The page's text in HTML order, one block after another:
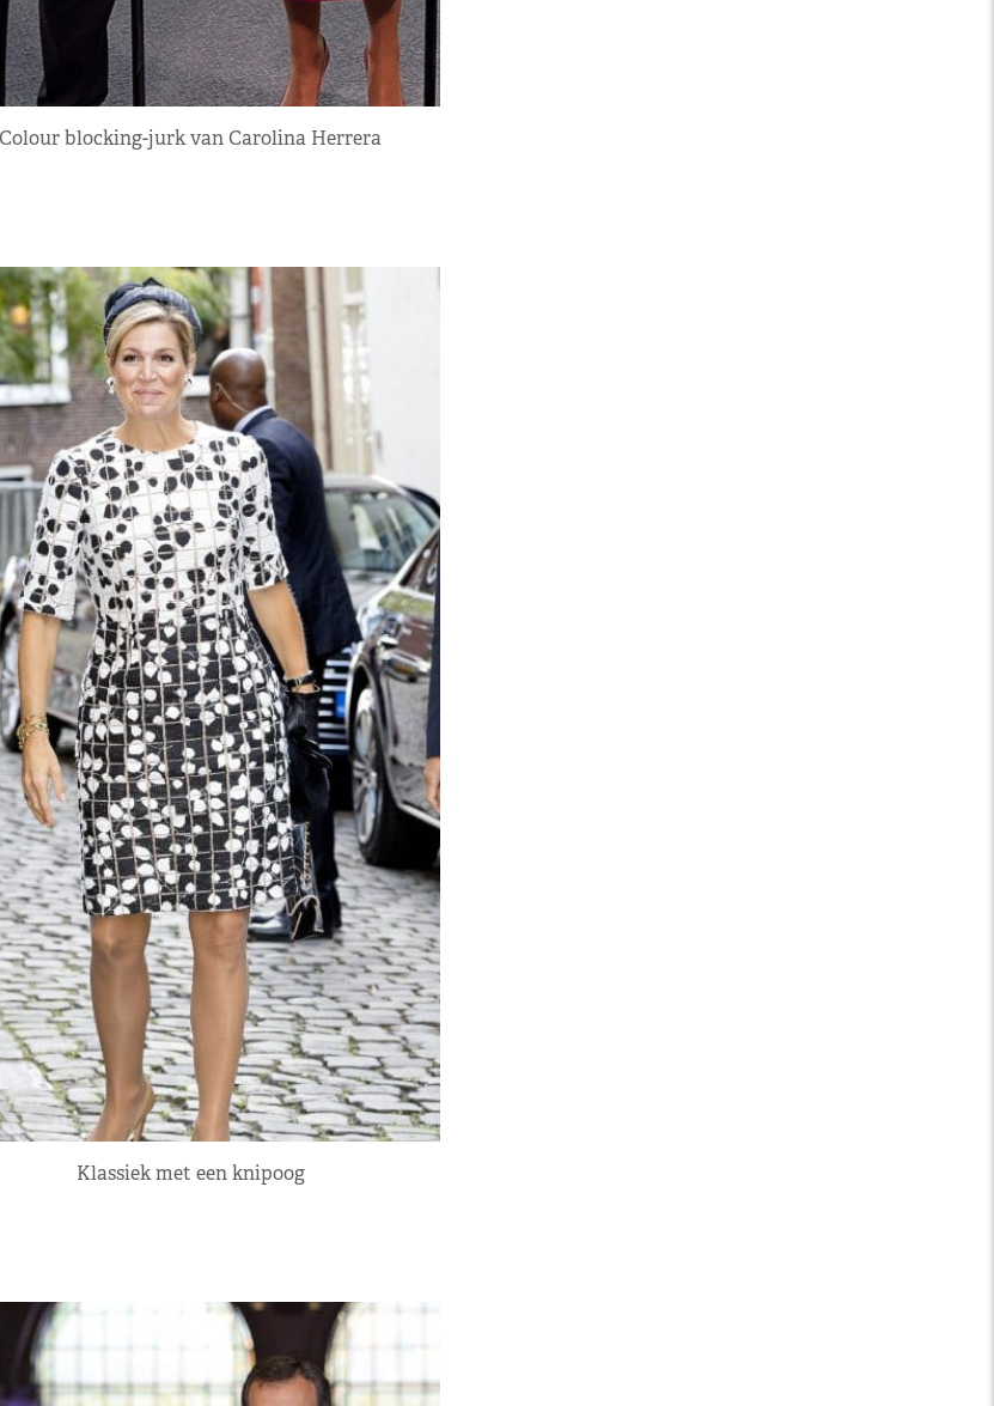
Colour blocking-jurk van Carolina Herrera
Klassiek met een knipoog